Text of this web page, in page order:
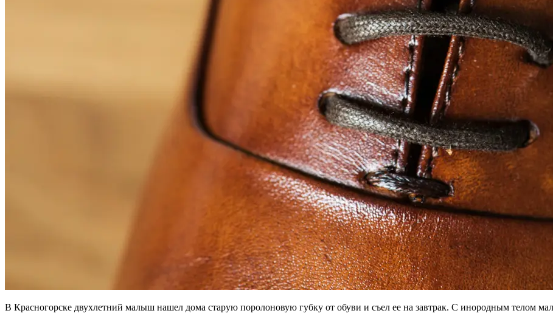
В Красногорске двухлетний малыш нашел дома старую поролоновую губку от обуви и съел ее на завтрак. С инородным телом